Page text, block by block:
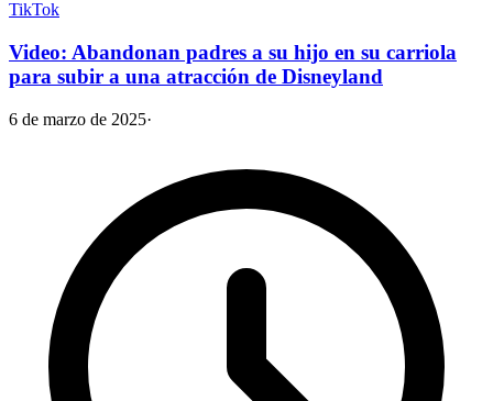
TikTok
Video: Abandonan padres a su hijo en su carriola
para subir a una atracción de Disneyland
6 de marzo de 2025·